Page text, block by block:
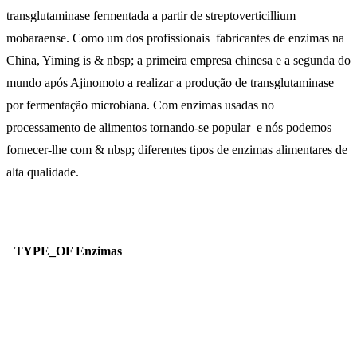
transglutaminase fermentada a partir de streptoverticillium
mobaraense. Como um dos profissionais fabricantes de enzimas na
China, Yiming is & nbsp; a primeira empresa chinesa e a segunda do
mundo após Ajinomoto a realizar a produção de transglutaminase
por fermentação microbiana. Com enzimas usadas no
processamento de alimentos tornando-se popular e nós podemos
fornecer-lhe com & nbsp; diferentes tipos de enzimas alimentares de
alta qualidade.
TYPE_OF Enzimas